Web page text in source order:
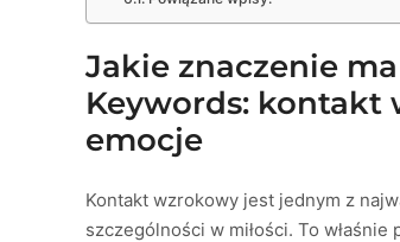
Jakie znaczenie
Keywords: kontakt
emocje
Kontakt wzrokowy jest jednym z
szczególności w miłości. To